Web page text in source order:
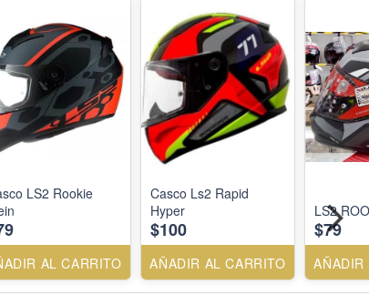
LS2 Rookie
AL CARRITO
Casco Ls2 Rapid
Hyper
$100
AÑADIR AL CARRITO
LS2
$79
AÑADIR